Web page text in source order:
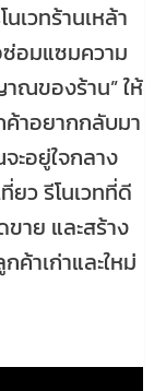
นเวทร้านเหล้า
อมแซมความ
ณของร้าน” ให้
าอยากกลับมา
ะอยู่ใจกลาง
ว รีโนเวทที่ดี
าย และสร้าง
ค้าเก่าและใหม่